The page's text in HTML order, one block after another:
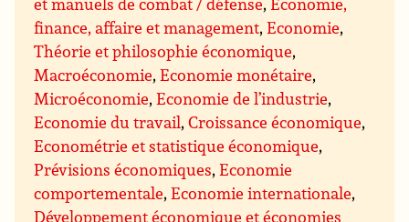
finance, affaire et management,Economie,
Théorie et philosophie économique,
Macroéconomie,Economie monétaire,
Microéconomie,Economie de l’industrie,
Economie du travail,Croissance économique,
Econométrie et statistique économique,
Prévisions économiques,Economie
comportementale,Economie internationale,
Développement économique et économies